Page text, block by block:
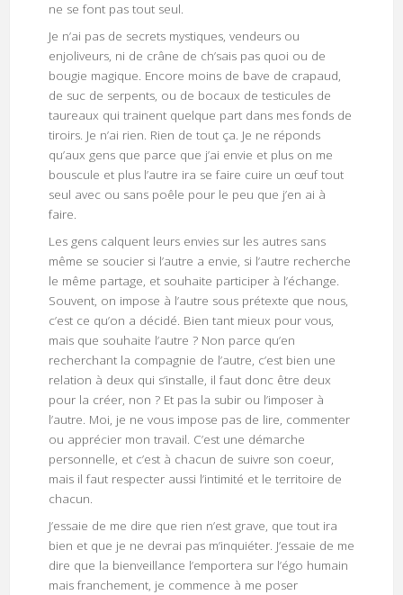
ne se font pas tout seul.
Je n’ai pas de secrets mystiques, vendeurs ou
enjoliveurs, ni de crâne de ch’sais pas quoi ou de
bougie magique. Encore moins de bave de crapaud,
de suc de serpents, ou de bocaux de testicules de
taureaux qui trainent quelque part dans mes fonds de
tiroirs. Je n’ai rien. Rien de tout ça. Je ne réponds
qu’aux gens que parce que j’ai envie et plus on me
bouscule et plus l’autre ira se faire cuire un œuf tout
seul avec ou sans poêle pour le peu que j’en ai à
faire.
Les gens calquent leurs envies sur les autres sans
même se soucier si l’autre a envie, si l’autre recherche
le même partage, et souhaite participer à l’échange.
Souvent, on impose à l’autre sous prétexte que nous,
c’est ce qu’on a décidé. Bien tant mieux pour vous,
mais que souhaite l’autre ? Non parce qu’en
recherchant la compagnie de l’autre, c’est bien une
relation à deux qui s’installe, il faut donc être deux
pour la créer, non ? Et pas la subir ou l’imposer à
l’autre. Moi, je ne vous impose pas de lire, commenter
ou apprécier mon travail. C’est une démarche
personnelle, et c’est à chacun de suivre son coeur,
mais il faut respecter aussi l’intimité et le territoire de
chacun.
J’essaie de me dire que rien n’est grave, que tout ira
bien et que je ne devrai pas m’inquiéter. J’essaie de me
dire que la bienveillance l’emportera sur l’égo humain
mais franchement, je commence à me poser